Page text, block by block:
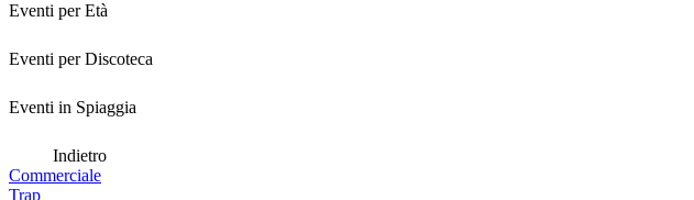
Eventi per Età
Eventi per Discoteca
Eventi in Spiaggia
Indietro
Commerciale
Trap